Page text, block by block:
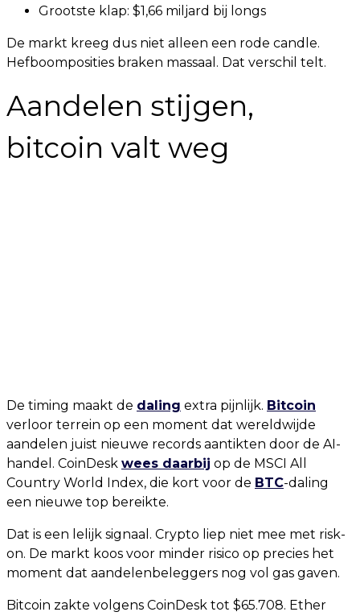
Grootste klap: $1,66 miljard bij longs
De markt kreeg dus niet alleen een rode candle.
Hefboomposities braken massaal. Dat verschil telt.
Aandelen stijgen,
bitcoin valt weg
De timing maakt de daling extra pijnlijk. Bitcoin
verloor terrein op een moment dat wereldwijde
aandelen juist nieuwe records aantikten door de AI-
handel. CoinDesk wees daarbij op de MSCI All
Country World Index, die kort voor de BTC-daling
een nieuwe top bereikte.
Dat is een lelijk signaal. Crypto liep niet mee met risk-
on. De markt koos voor minder risico op precies het
moment dat aandelenbeleggers nog vol gas gaven.
Bitcoin zakte volgens CoinDesk tot $65.708. Ether